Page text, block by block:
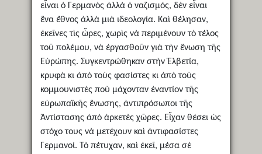
εἶναι ὁ Γερμανὸς ἀλλὰ ὁ ναζισμός, δὲν εἶναι
ἕνα ἔθνος ἀλλὰ μιὰ ιδεολογία. Καὶ θέλησαν,
ἐκεῖνες τὶς ὧρες, χωρὶς νὰ περιμένουν τὸ τέλος
τοῦ πολέμου, νὰ ἐργασθοῦν γιὰ τὴν ἕνωση τῆς
Εὐρώπης. Συγκεντρώθηκαν στὴν Ἐλβετία,
κρυφὰ κι ἀπὸ τοὺς φασίστες κι ἀπὸ τοὺς
κομμουνιστὲς ποὺ μάχονταν ἐναντίον τῆς
εὐρωπαϊκῆς ἕνωσης, ἀντιπρόσωποι τῆς
Ἀντίστασης ἀπὸ ἀρκετὲς χῶρες. Εἶχαν θέσει ὡς
στόχο τους νὰ μετέχουν καὶ ἀντιφασίστες
Γερμανοί. Τὸ πέτυχαν, καὶ ἐκεῖ, μέσα σὲ